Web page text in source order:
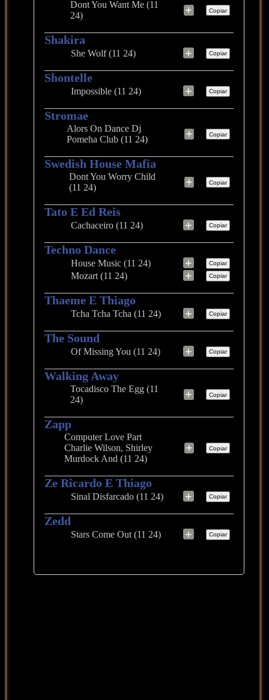
Dont You Want Me (11
24)
+ Copiar
Shakira
She Wolf (11 24) + Copiar
Shontelle
Impossible (11 24) + Copiar
Stromae
Alors On Dance Dj
Pomeha Club (11 24)
+ Copiar
Swedish House Mafia
Dont You Worry Child
(11 24)
+ Copiar
Tato E Ed Reis
Cachaceiro (11 24) + Copiar
Techno Dance
House Music (11 24) + Copiar
Mozart (11 24) + Copiar
Thaeme E Thiago
Tcha Tcha Tcha (11 24) + Copiar
The Sound
Of Missing You (11 24) + Copiar
Walking Away
Tocadisco The Egg (11
24)
+ Copiar
Zapp
Computer Love Part
Charlie Wilson, Shirley
Murdock And (11 24)
+ Copiar
Ze Ricardo E Thiago
Sinal Disfarcado (11 24) + Copiar
Zedd
Stars Come Out (11 24) + Copiar